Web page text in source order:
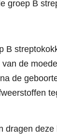
groep B
B
de
de
dragen deze